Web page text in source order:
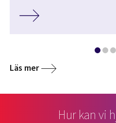
Läs mer
Hur kan vi